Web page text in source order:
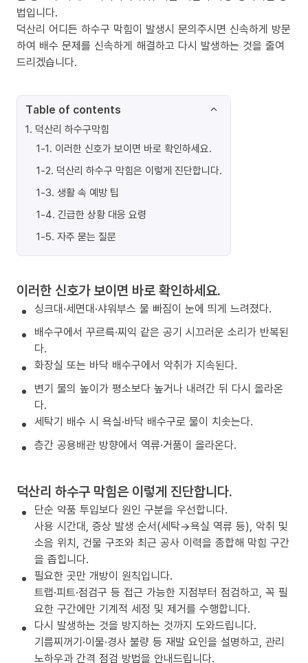
법입니다.
덕산리 어디든 하수구 막힘이 발생시 문의주시면 신속하게 방문
하여 배수 문제를 신속하게 해결하고 다시 발생하는 것을 줄여
드리겠습니다.
Table of contents
1. 덕산리 하수구막힘
1-1. 이러한 신호가 보이면 바로 확인하세요.
1-2. 덕산리 하수구 막힘은 이렇게 진단합니다.
1-3. 생활 속 예방 팁
1-4. 긴급한 상황 대응 요령
1-5. 자주 묻는 질문
이러한 신호가 보이면 바로 확인하세요.
싱크대·세면대·샤워부스 물 빠짐이 눈에 띄게 느려졌다.
배수구에서 꾸르륵·찌익 같은 공기 시끄러운 소리가 반복된
다.
화장실 또는 바닥 배수구에서 악취가 지속된다.
변기 물의 높이가 평소보다 높거나 내려간 뒤 다시 올라온
다.
세탁기 배수 시 욕실·바닥 배수구로 물이 치솟는다.
층간 공용배관 방향에서 역류·거품이 올라온다.
덕산리 하수구 막힘은 이렇게 진단합니다.
단순 약품 투입보다 원인 구분을 우선합니다.
사용 시간대, 증상 발생 순서(세탁→욕실 역류 등), 악취 및
소음 위치, 건물 구조와 최근 공사 이력을 종합해 막힘 구간
을 좁힙니다.
필요한 곳만 개방이 원칙입니다.
트랩·피트·점검구 등 접근 가능한 지점부터 점검하고, 꼭 필
요한 구간에만 기계적 세정 및 제거를 수행합니다.
다시 발생하는 것을 방지하는 것까지 도와드립니다.
기름찌꺼기·이물·경사 불량 등 재발 요인을 설명하고, 관리
노하우과 간격 점검 방법을 안내드립니다.